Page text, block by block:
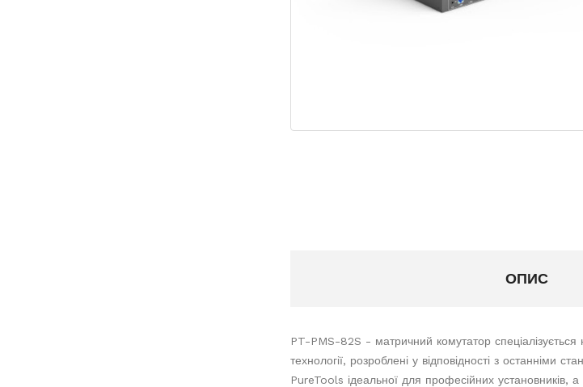
ОПИС
PT-PMS-82S - матричний комутатор
технології, розроблені у відповідності з останніми
PureTools ідеальної для професійних установників,